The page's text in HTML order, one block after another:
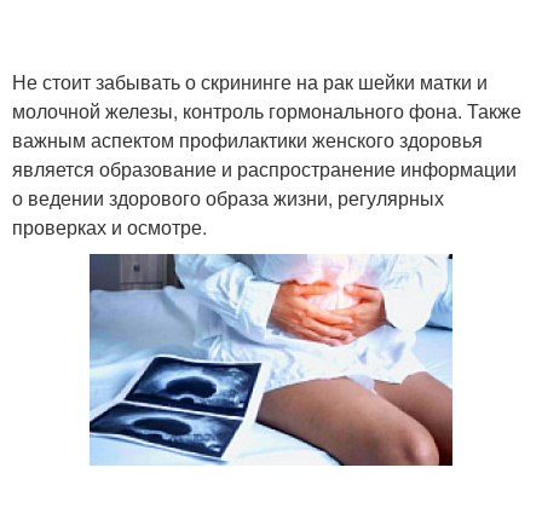
Не стоит забывать о скрининге на рак шейки матки и
молочной железы, контроль гормонального фона. Также
важным аспектом профилактики женского здоровья
является образование и распространение информации
о ведении здорового образа жизни, регулярных
проверках и осмотре.